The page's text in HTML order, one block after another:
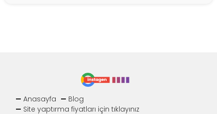
Anasayfa
Blog
Site yaptırma fiyatları için tıklayınız